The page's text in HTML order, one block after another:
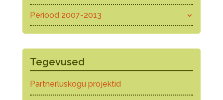
Periood 2007-2013
Tegevused
Partnerluskogu projektid